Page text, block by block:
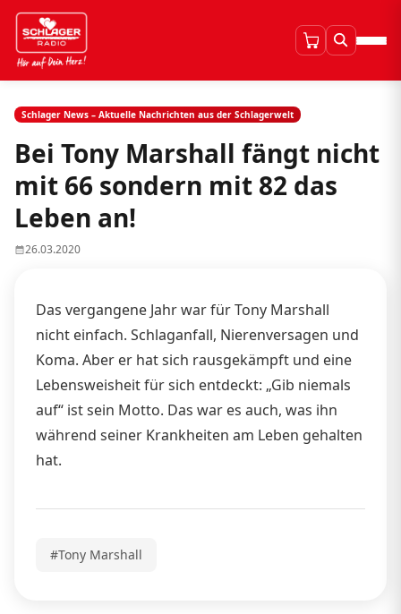
Schlager News – Aktuelle Nachrichten aus der Schlagerwelt
Bei Tony Marshall fängt nicht
mit 66 sondern mit 82 das
Leben an!
26.03.2020
Das vergangene Jahr war für Tony Marshall
nicht einfach. Schlaganfall, Nierenversagen und
Koma. Aber er hat sich rausgekämpft und eine
Lebensweisheit für sich entdeckt: „Gib niemals
auf“ ist sein Motto. Das war es auch, was ihn
während seiner Krankheiten am Leben gehalten
hat.
#Tony Marshall